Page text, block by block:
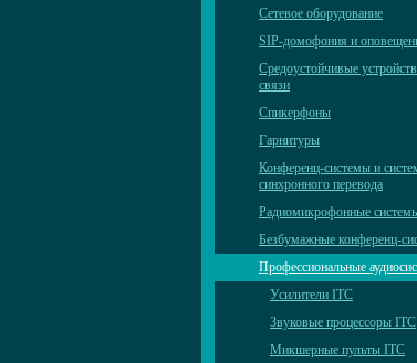
Сетевое оборудование
SIP-домофония и
Средоустойчивые
связи
Спикерфоны
Гарнитуры
Конференц-системы и
синхронного перевода
Радиомикрофонные
Безбумажные конференц-
Профессиональные
Усилители ITC
Звуковые процессоры ITC
Микшерные пульты ITC